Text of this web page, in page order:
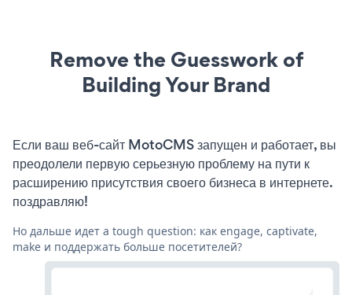
Remove the Guesswork of
Building Your Brand
Если ваш веб-сайт MotoCMS запущен и работает, вы
преодолели первую серьезную проблему на пути к
расширению присутствия своего бизнеса в интернете.
поздравляю!
Но дальше идет a tough question: как engage, captivate,
make и поддержать больше посетителей?